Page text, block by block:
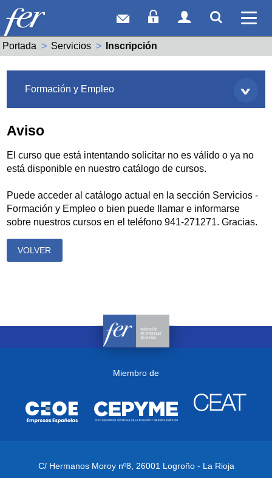
Correo webAcceso Socios
Acceso
Portada Servicios Actual:
Inscripción
Formación y Empleo
Aviso
El curso que está intentando solicitar no es válido o ya no
está disponible en nuestro catálogo de cursos.
Puede acceder al catálogo actual en la sección Servicios -
Formación y Empleo o bien puede llamar e informarse
sobre nuestros cursos en el teléfono 941-271271. Gracias.
VOLVER
Miembro de
C/ Hermanos Moroy nº8, 26001 Logroño - La Rioja